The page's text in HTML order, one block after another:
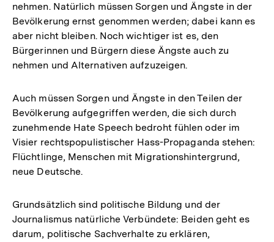
nehmen. Natürlich müssen Sorgen und Ängste in der
Bevölkerung ernst genommen werden; dabei kann es
aber nicht bleiben. Noch wichtiger ist es, den
Bürgerinnen und Bürgern diese Ängste auch zu
nehmen und Alternativen aufzuzeigen.
Auch müssen Sorgen und Ängste in den Teilen der
Bevölkerung aufgegriffen werden, die sich durch
zunehmende Hate Speech bedroht fühlen oder im
Visier rechtspopulistischer Hass-Propaganda stehen:
Flüchtlinge, Menschen mit Migrationshintergrund,
neue Deutsche.
Grundsätzlich sind politische Bildung und der
Journalismus natürliche Verbündete: Beiden geht es
darum, politische Sachverhalte zu erklären,